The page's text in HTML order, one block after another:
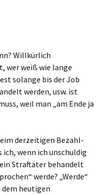
Willkürlich
wer weiß wie lange
solange bis der Job
werden, usw. ist
weil man „am Ende ja
derzeitigen Bezahl-
wenn ich unschuldig
Straftäter behandelt
werde? „Werde“
heutigen